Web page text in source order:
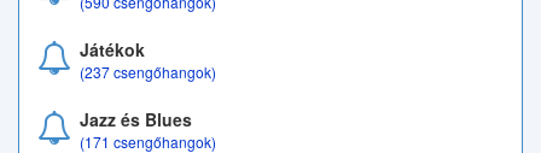
Játékok
(237 csengőhangok)
Jazz és Blues
(171 csengőhangok)